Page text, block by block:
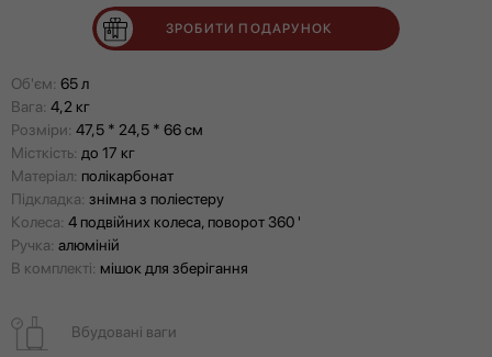
ЗРОБИТИ ПОДАРУНОК
Об'єм: 65 л
Вага: 4,2 кг
Розміри: 47,5 * 24,5 * 66 см
Місткість: до 17 кг
Матеріал: полікарбонат
Підкладка: знімна з поліестеру
Колеса: 4 подвійних колеса, поворот 360 '
Ручка: алюміній
В комплекті: мішок для зберігання
Вбудовані ваги